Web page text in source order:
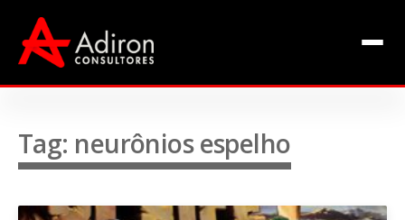
Livros de Fábio Adiron
Tag: neurônios espelho